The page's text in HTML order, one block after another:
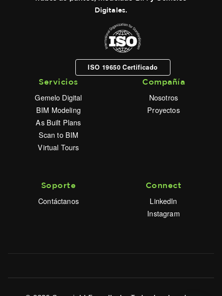
Digitales.
ISO 19650 Certificado
Servicios
Gemelo Digital
BIM Modeling
As Built Plans
Scan to BIM
Virtual Tours
Compañía
Nosotros
Proyectos
Soporte
Contáctanos
Connect
LinkedIn
Instagram